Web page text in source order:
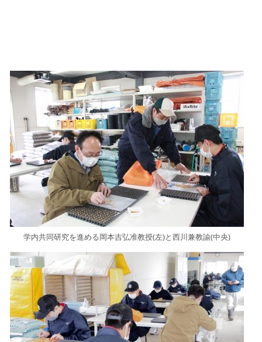
学内共同研究を進める岡本吉弘准教授(左)と西川兼教諭(中央)